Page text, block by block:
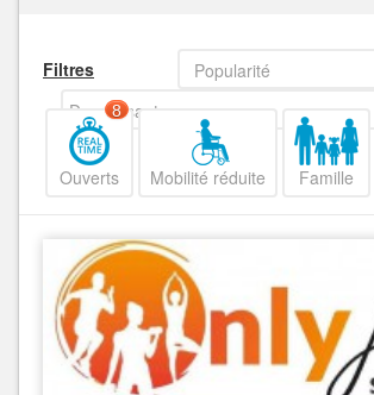
Filtres
Popularité
Decroissant
Ouverts
8
Mobilité réduite Famille